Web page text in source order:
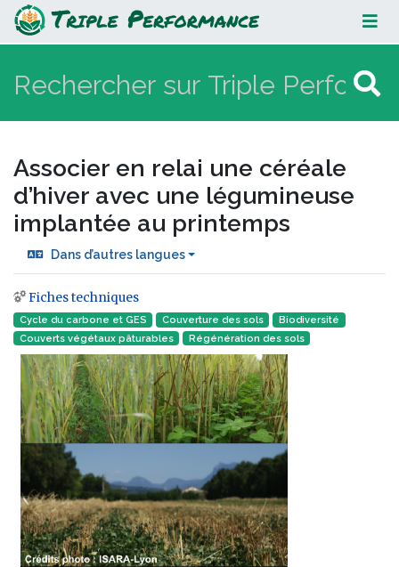
Associer en relai une céréale
d’hiver avec une légumineuse
implantée au printemps
Associer en relai une céréale
d’hiver avec une légumineuse
implantée au printemps
Dans d’autres langues
Aller à :navigation
Fiches techniques
Cycle du carbone et GES Couverture des sols
Biodiversité
Couverts végétaux pâturables
Régénération des sols